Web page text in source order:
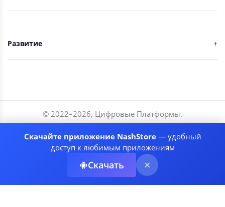
Развитие
© 2022–2026, Цифровые Платформы.
Разработчики
Соглашение
Рекомендательные системы
Скачайте приложение NashStore— удобный
доступ к любимым приложениям
Скачать